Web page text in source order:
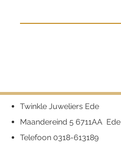
Twinkle Juweliers Ede
Maandereind 5 6711AA Ede
Telefoon 0318-613189